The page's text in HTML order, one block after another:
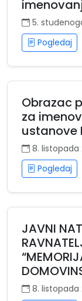
5.
Pogledaj
Obrazac
za
ustanove
8. listopada
Pogledaj
JAVNI
8. listopada